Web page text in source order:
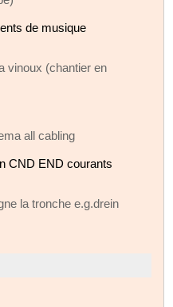
de musique
vinoux (chantier en
all cabling
CND END courants
la tronche e.g.drein